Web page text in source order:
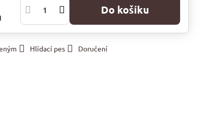
Do košíku
Hlídací pes Doručení